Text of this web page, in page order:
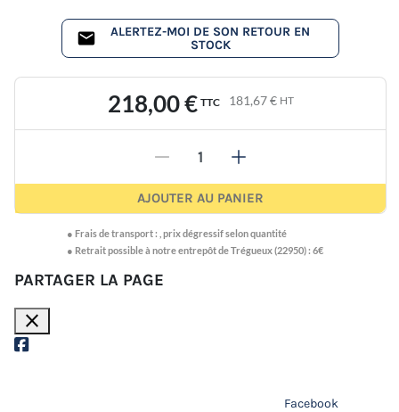
ALERTEZ-MOI DE SON RETOUR EN
STOCK
218,00 € TTC 181,67 € HT
- +
AJOUTER AU PANIER
● Frais de transport : prix dégressif selon quantité
● Retrait possible à notre entrepôt de Trégueux (22950) : 6€
PARTAGER LA PAGE
close
Facebook